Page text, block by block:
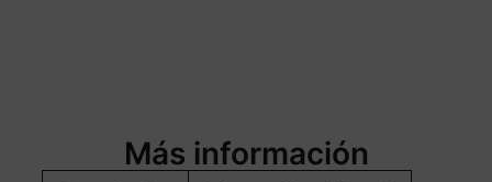
Más información